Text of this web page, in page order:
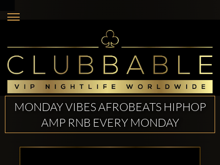
MONDAY VIBES AFROBEATS HIPHOP
AMP RNB EVERY MONDAY